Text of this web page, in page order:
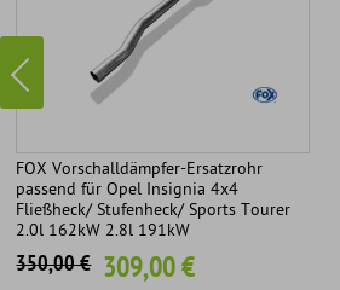
FOX Vorschalldämpfer-Ersatzrohr
passend für Opel Insignia 4x4
Fließheck/ Stufenheck/ Sports Tourer
2.0l 162kW 2.8l 191kW
350,00 € 309,00 €